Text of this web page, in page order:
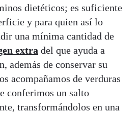
dietéticos; es suficiente
y para quien así lo
una mínima cantidad de
extra del que ayuda a
además de conservar su
acompañamos de verduras
conferimos un salto
transformándolos en una